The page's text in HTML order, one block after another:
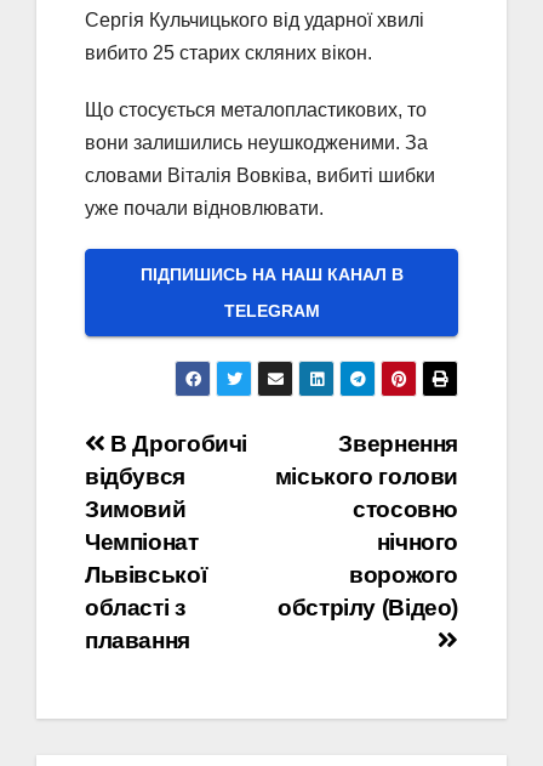
Сергія Кульчицького від ударної хвилі
вибито 25 старих скляних вікон.
Що стосується металопластикових, то
вони залишились неушкодженими. За
словами Віталія Вовківа, вибиті шибки
уже почали відновлювати.
ПІДПИШИСЬ НА НАШ КАНАЛ В
ТELEGRAM
Навігація
записів
Звернення
міського голови
стосовно
нічного
ворожого
обстрілу (Відео)
В Дрогобичі
відбувся
Зимовий
Чемпіонат
Львівської
області з
плавання